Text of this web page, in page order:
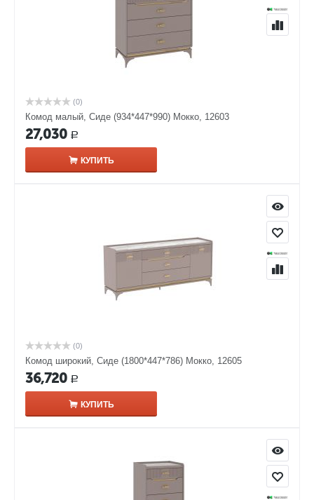
(0)
Комод малый, Сиде (934*447*990) Мокко, 12603
27,030 Р
КУПИТЬ
(0)
Комод широкий, Сиде (1800*447*786) Мокко, 12605
36,720 Р
КУПИТЬ